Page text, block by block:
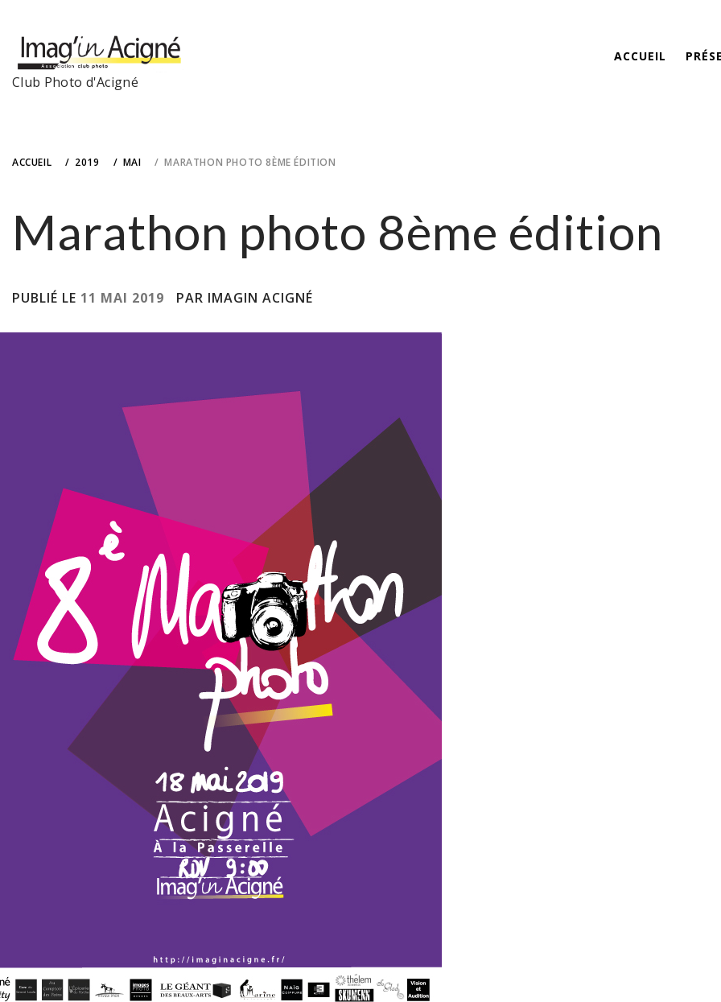
content
Club Photo d'Acigné
ACCUEIL
ACCUEIL 2019 MAI MARATHON PHOTO 8ÈME ÉDITION
Marathon photo 8ème édition
PUBLIÉ LE 11 MAI 2019 PAR IMAGIN ACIGNÉ